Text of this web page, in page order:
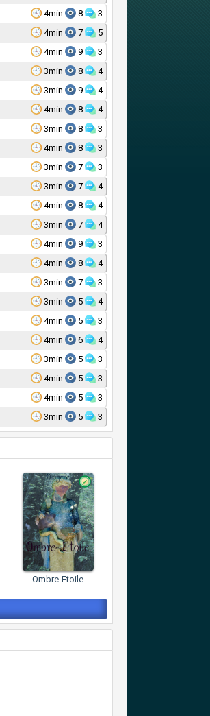
4min
8 3
4min
7 5
4min
9 3
3min
8 4
3min
9 4
4min
8 4
3min
8 3
4min
8 3
3min
7 3
3min
7 4
4min
8 4
3min
7 4
4min
9 3
4min
8 4
3min
7 3
3min
5 4
4min
5 3
4min
6 4
3min
5 3
4min
5 3
4min
5 3
3min
5 3
Ombre-Etoile